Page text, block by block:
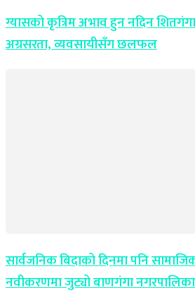
ग्यासको कृत्रिम अभाव हुन नदिन
अग्रसरता, व्यवसायीसँग छलफल
सार्वजनिक बिदाको दिनमा पनि
नवीकरणमा जुट्यो बाणगंगा